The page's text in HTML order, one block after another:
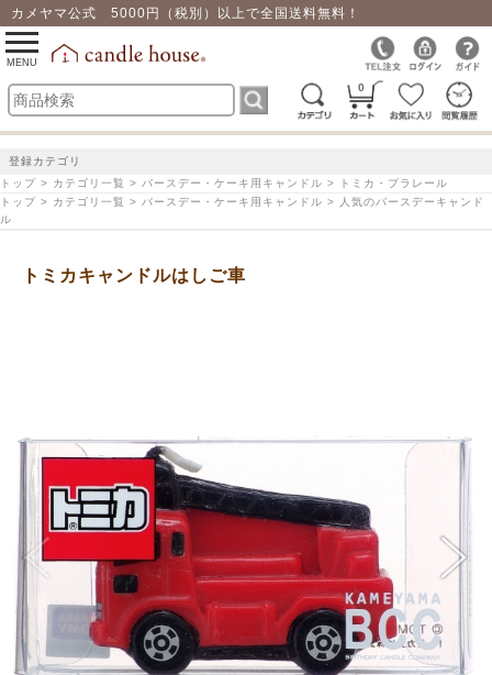
カメヤマ公式 5000円（税別）以上で全国送料無料！
0
toggle
navigation
MENU
登録カテゴリ
トップ > カテゴリ一覧 > バースデー・ケーキ用キャンドル > トミカ・プラレール
トップ > カテゴリ一覧 > バースデー・ケーキ用キャンドル > 人気のバースデーキャンド
ル
トミカキャンドルはしご車